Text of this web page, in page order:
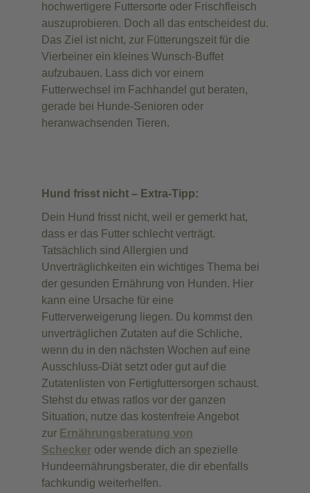
hochwertigere Futtersorte oder Frischfleisch
auszuprobieren. Doch all das entscheidest du.
Das Ziel ist nicht, zur Fütterungszeit für die
Vierbeiner ein kleines Wunsch-Buffet
aufzubauen. Lass dich vor einem
Futterwechsel im Fachhandel gut beraten,
gerade bei Hunde-Senioren oder
heranwachsenden Tieren.
Hund frisst nicht – Extra-Tipp:
Dein Hund frisst nicht, weil er gemerkt hat,
dass er das Futter schlecht verträgt.
Tatsächlich sind Allergien und
Unverträglichkeiten ein wichtiges Thema bei
der gesunden Ernährung von Hunden. Hier
kann eine Ursache für eine
Futterverweigerung liegen. Du kommst den
unverträglichen Zutaten auf die Schliche,
wenn du in den nächsten Wochen auf eine
Ausschluss-Diät setzt oder gut auf die
Zutatenlisten von Fertigfuttersorgen schaust.
Stehst du etwas ratlos vor der ganzen
Situation, nutze das kostenfreie Angebot
zur Ernährungsberatung von
Schecker oder wende dich an spezielle
Hundeernährungsberater, die dir ebenfalls
fachkundig weiterhelfen.